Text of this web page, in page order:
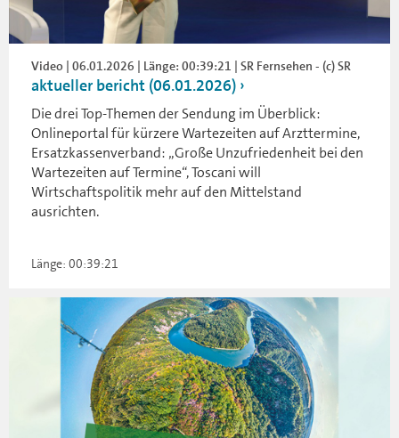
Video | 06.01.2026 | Länge: 00:39:21 | SR Fernsehen - (c) SR
aktueller bericht (06.01.2026)
Die drei Top-Themen der Sendung im Überblick:
Onlineportal für kürzere Wartezeiten auf Arzttermine,
Ersatzkassenverband: „Große Unzufriedenheit bei den
Wartezeiten auf Termine“, Toscani will
Wirtschaftspolitik mehr auf den Mittelstand
ausrichten.
Länge: 00:39:21